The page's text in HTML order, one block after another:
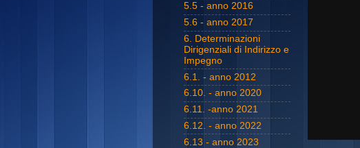
5.5 - anno 2016
5.6 - anno 2017
6. Determinazioni
Dirigenziali di Indirizzo e
Impegno
6.1. - anno 2012
6.10. - anno 2020
6.11. -anno 2021
6.12. - anno 2022
6.13 - anno 2023